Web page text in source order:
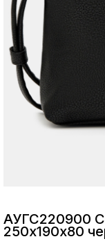
Да, все верно
АУГС220900
250х190х80